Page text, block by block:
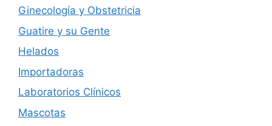
Ginecología y Obstetricia
Guatire y su Gente
Helados
Importadoras
Laboratorios Clínicos
Mascotas